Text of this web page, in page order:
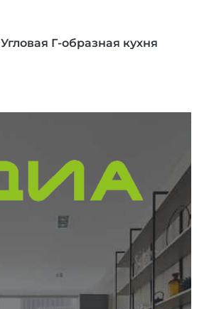
Угловая Г-образная кухня